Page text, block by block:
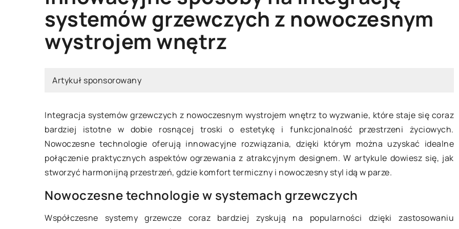
systemów grzewczych z nowoczesnym
wystrojem wnętrz
Artykuł sponsorowany
Integracja systemów grzewczych z nowoczesnym wystrojem wnętrz to wyzwanie, które staje się coraz
bardziej istotne w dobie rosnącej troski o estetykę i funkcjonalność przestrzeni życiowych.
Nowoczesne technologie oferują innowacyjne rozwiązania, dzięki którym można uzyskać idealne
połączenie praktycznych aspektów ogrzewania z atrakcyjnym designem. W artykule dowiesz się, jak
stworzyć harmonijną przestrzeń, gdzie komfort termiczny i nowoczesny styl idą w parze.
Nowoczesne technologie w systemach grzewczych
Współczesne systemy grzewcze coraz bardziej zyskują na popularności dzięki zastosowaniu
WYPOSAŻENIE DOMU
doskonały materac do
łóżka? Porady ekspertów
materaca do dużego łóżka.
odpowiedniego typu,
ARMATURA ŁAZIENKOWA
Drzwi prysznicowe – rodzaje i ich
zalety
Decydując się na zakup kabiny
jakie drzwi powinna posiadać, żeby
wygodnie i bez żadnych przeszkód
można było wejść do kabiny, a także z
MEBLE OGRODOWE
5 marca 2024
Twój prywatny kącik na świeżym
powietrzu: sekrety wyboru
Zapraszamy do przeczytania
bogatego przewodnika na temat